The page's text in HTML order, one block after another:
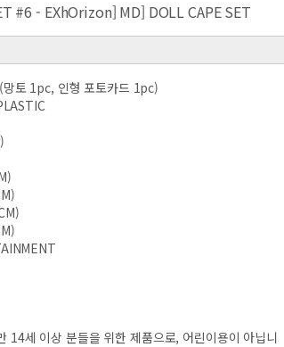
#6 - EXhOrizon] MD] DOLL CAPE SET
토 1pc, 인형 포토카드 1pc)
14세 이상 분들을 위한 제품으로, 어린이용이 아닙니